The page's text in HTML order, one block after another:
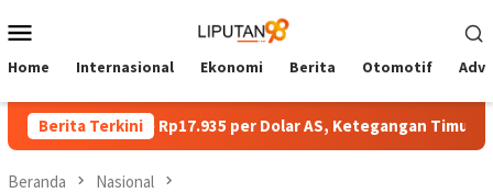
ke
Mobile
Home Internasional Ekonomi Berita Otomotif
Berita Terkini
ke Rp17.935 per Dolar AS, Ketegangan Timur Tengah
Beranda Nasional